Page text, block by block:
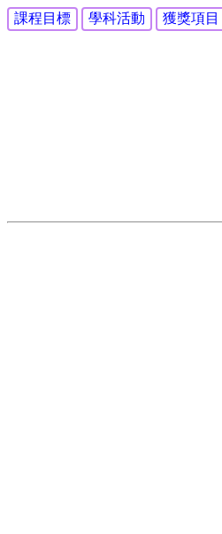
課程目標 學科活動 獲獎項目